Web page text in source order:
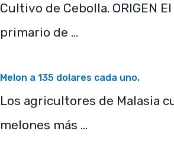
Cultivo de Cebolla. ORIGEN
primario de …
Melon a 135 dolares cada uno.
Los agricultores de Malasia
melones más …